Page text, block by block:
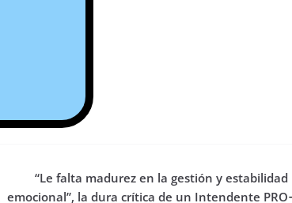
“Le falta madurez en la gestión y estabilidad
emocional”, la dura crítica de un Intendente PRO